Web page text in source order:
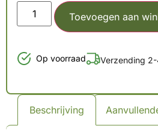
Toevoegen aan
Op voorraad Verzending
Beschrijving